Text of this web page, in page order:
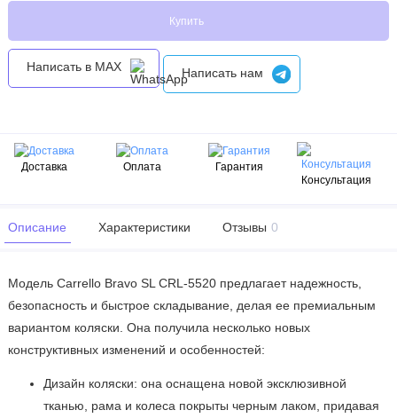
Купить
Написать в MAX Написать нам
Доставка Оплата
Гарантия
Консультация
Описание Характеристики Отзывы 0
Модель Carrello Bravo SL CRL-5520 предлагает надежность,
безопасность и быстрое складывание, делая ее премиальным
вариантом коляски. Она получила несколько новых
конструктивных изменений и особенностей:
Дизайн коляски: она оснащена новой эксклюзивной
тканью, рама и колеса покрыты черным лаком, придавая